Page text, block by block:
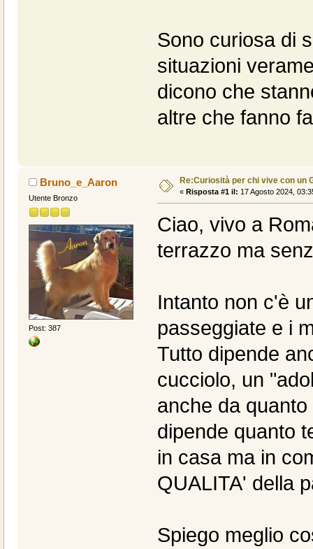
Sono curiosa di
situazioni
dicono che
altre che fanno
Bruno_e_Aaron
Utente Bronzo
Post: 387
Re:Curiosità per chi vive con un
« Risposta #1 il: 17 Agosto 2024,
Ciao, vivo a
terrazzo ma
Intanto non c'è
passeggiate e i
Tutto dipende
cucciolo, un
anche da
dipende quanto
in casa ma in
QUALITA' della
Spiego meglio